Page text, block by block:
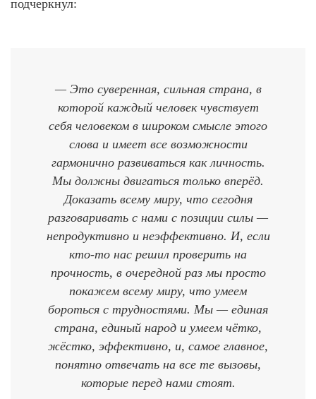
подчеркнул:
— Это суверенная, сильная страна, в
которой каждый человек чувствует
себя человеком в широком смысле этого
слова и имеет все возможности
гармонично развиваться как личность.
Мы должны двигаться только вперёд.
Доказать всему миру, что сегодня
разговаривать с нами с позиции силы —
непродуктивно и неэффективно. И, если
кто-то нас решил проверить на
прочность, в очередной раз мы просто
покажем всему миру, что умеем
бороться с трудностями. Мы — единая
страна, единый народ и умеем чётко,
жёстко, эффективно, и, самое главное,
понятно отвечать на все те вызовы,
которые перед нами стоят.